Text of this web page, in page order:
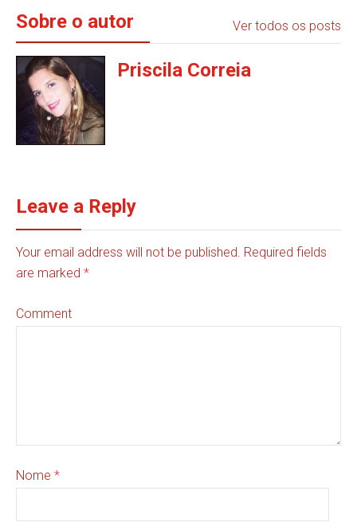
Sobre o autor Ver todos os posts
Priscila Correia
Leave a Reply
Your email address will not be published. Required fields
are marked *
Comment
Nome *